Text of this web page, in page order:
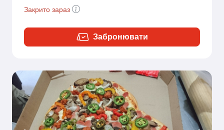
Закрито зараз
Забронювати